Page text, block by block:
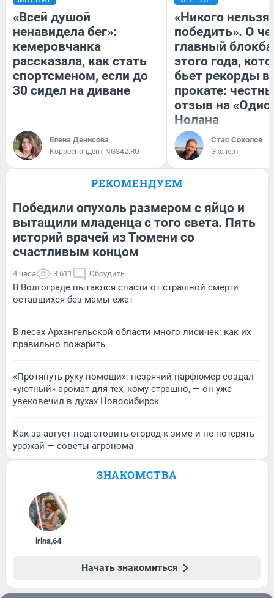
«Всей душой
ненавидела бег»:
кемеровчанка
рассказала, как стать
спортсменом, если до
30 сидел на диване
Елена Денисова
Корреспондент NGS42.RU
«Никого нельзя
победить». О
главный
этого года,
бьет рекорды в
прокате:
отзыв на
Нолана
Стас Соколов
Эксперт
РЕКОМЕНДУЕМ
Победили опухоль размером с яйцо и
вытащили младенца с того света. Пять
историй врачей из Тюмени со
счастливым концом
4 часа 3 611 Обсудить
В Волгограде пытаются спасти от страшной смерти
оставшихся без мамы ежат
В лесах Архангельской области много лисичек: как их
правильно пожарить
«Протянуть руку помощи»: незрячий парфюмер создал
«уютный» аромат для тех, кому страшно, — он уже
увековечил в духах Новосибирск
Как за август подготовить огород к зиме и не потерять
урожай — советы агронома
ЗНАКОМСТВА
irina,64
Начать знакомиться